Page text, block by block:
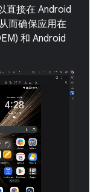
直接在 Android
而确保应用在
和 Android